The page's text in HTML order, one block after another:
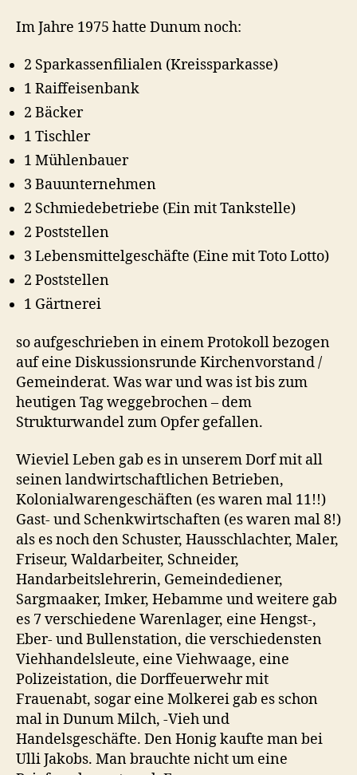
Im Jahre 1975 hatte Dunum noch:
2 Sparkassenfilialen (Kreissparkasse)
1 Raiffeisenbank
2 Bäcker
1 Tischler
1 Mühlenbauer
3 Bauunternehmen
2 Schmiedebetriebe (Ein mit Tankstelle)
2 Poststellen
3 Lebensmittelgeschäfte (Eine mit Toto Lotto)
2 Poststellen
1 Gärtnerei
so aufgeschrieben in einem Protokoll bezogen
auf eine Diskussionsrunde Kirchenvorstand /
Gemeinderat. Was war und was ist bis zum
heutigen Tag weggebrochen – dem
Strukturwandel zum Opfer gefallen.
Wieviel Leben gab es in unserem Dorf mit all
seinen landwirtschaftlichen Betrieben,
Kolonialwarengeschäften (es waren mal 11!!)
Gast- und Schenkwirtschaften (es waren mal 8!)
als es noch den Schuster, Hausschlachter, Maler,
Friseur, Waldarbeiter, Schneider,
Handarbeitslehrerin, Gemeindediener,
Sargmaaker, Imker, Hebamme und weitere gab
es 7 verschiedene Warenlager, eine Hengst-,
Eber- und Bullenstation, die verschiedensten
Viehhandelsleute, eine Viehwaage, eine
Polizeistation, die Dorffeuerwehr mit
Frauenabt, sogar eine Molkerei gab es schon
mal in Dunum Milch, -Vieh und
Handelsgeschäfte. Den Honig kaufte man bei
Ulli Jakobs. Man brauchte nicht um eine